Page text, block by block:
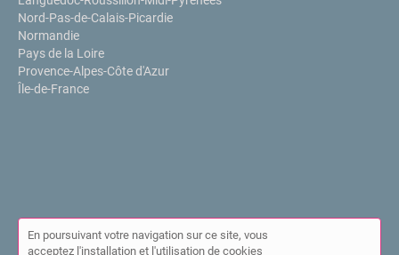
Nord-Pas-de-Calais-Picardie
Normandie
Pays de la Loire
Provence-Alpes-Côte d'Azur
Île-de-France
En poursuivant votre navigation sur ce site, vous
acceptez l'installation et l'utilisation de cookies